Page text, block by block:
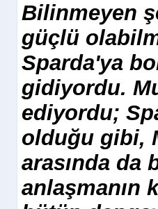
Bilinmeyen
güçlü
Sparda'ya
gidiyordu.
ediyordu;
olduğu gibi,
arasında da
anlaşmanın